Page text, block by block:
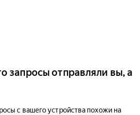
запросы отправляли вы, а
с вашего устройства похожи на